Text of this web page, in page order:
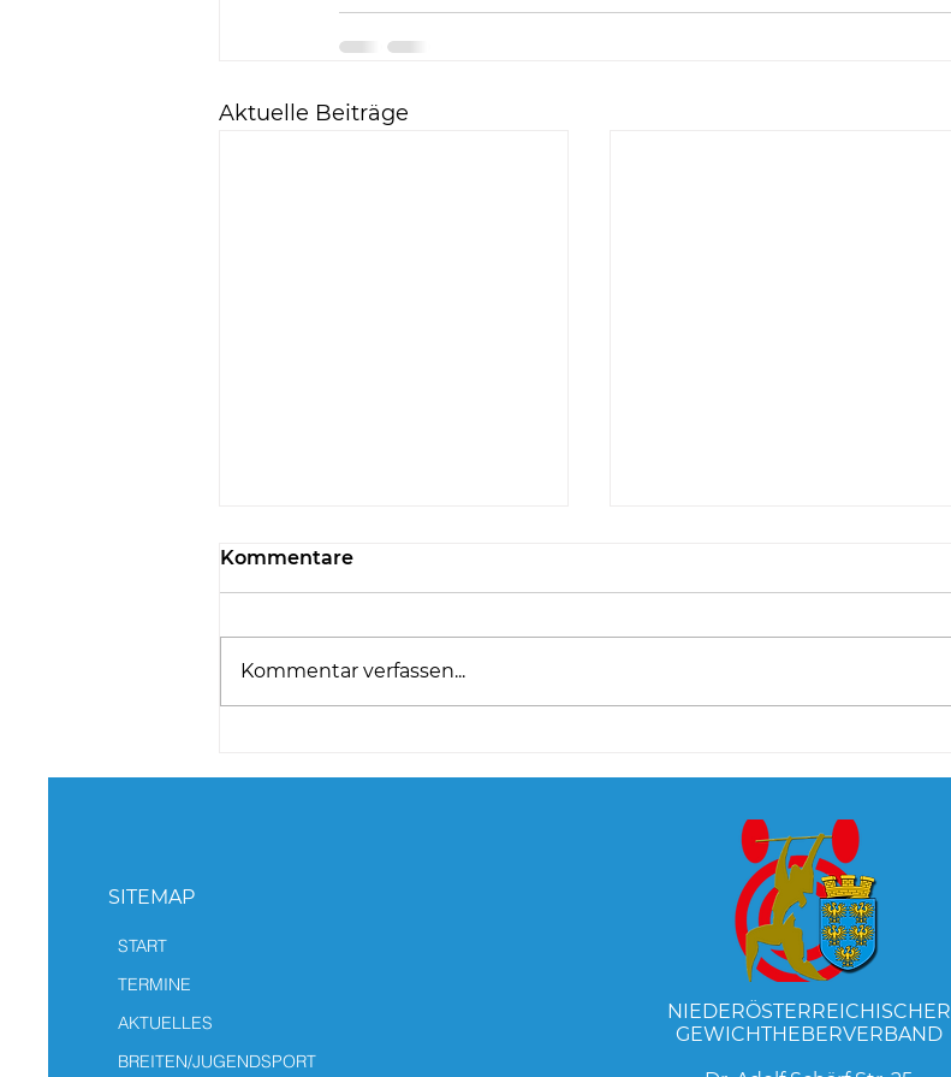
Aktuelle Beiträge
Kommentare
Kommentar verfassen...
SITEMAP
START
TERMINE
AKTUELLES
BREITEN/JUGENDSPORT
NIEDERÖSTERREICHISCHER
GEWICHTHEBERVERBAND